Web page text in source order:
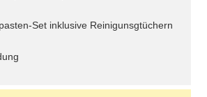
Set inklusive Reinigunsgtüchern